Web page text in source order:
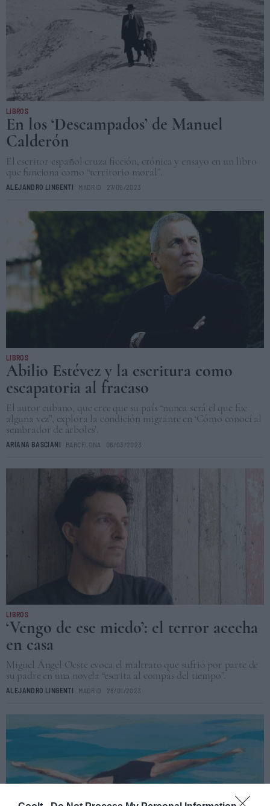
LIBROS
En los ‘Descampados’ de Manuel
Calderón
El escritor español cruza ficción, crónica y ensayo en un libro
que funciona como “territorio moral”.
ALEJANDRO LINGENTI MADRID 27/09/2023
LIBROS
Abilio Estévez y la escritura como
escapatoria al fracaso
El autor cubano, que cree que su país “nunca será el que fue
alguna vez”, explora la condición migrante en ‘Cómo conocí al
sembrador de árboles’.
ARIANA BASCIANI BARCELONA 06/03/2023
LIBROS
‘Vengo de ese miedo’: el terror acecha
en casa
Miguel Ángel Oeste evoca el maltrato que sufrió por parte de
su padre en una novela “escrita al compás del tiempo”.
ALEJANDRO LINGENTI MADRID 28/01/2023